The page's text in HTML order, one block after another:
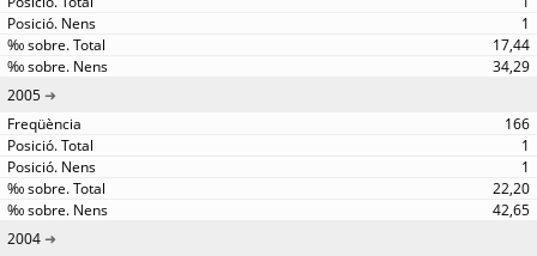
1
17,44
34,29
2005
166
1
1
22,20
42,65
2004